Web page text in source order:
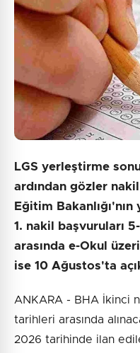
LGS yerleştirme
ardından gözler
Eğitim
1. nakil başvuruları
arasında e-Okul
ise 10 Ağustos'ta
ANKARA - BHA İkinci
tarihleri arasında
2026 tarihinde ilan